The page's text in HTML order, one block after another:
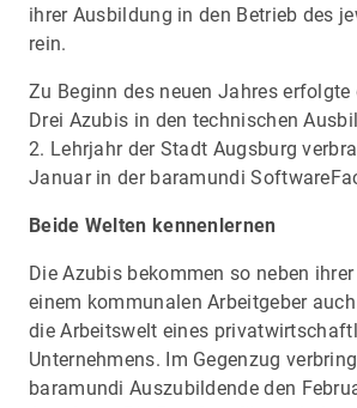
ihrer Ausbildung in den Betrieb des
rein.
Zu Beginn des neuen Jahres
Drei Azubis in den technischen
2. Lehrjahr der Stadt Augsburg
Januar in der baramundi
Beide Welten kennenlernen
Die Azubis bekommen so neben
einem kommunalen Arbeitgeber
die Arbeitswelt eines
Unternehmens. Im Gegenzug
baramundi Auszubildende den